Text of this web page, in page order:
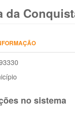
da
no sistema